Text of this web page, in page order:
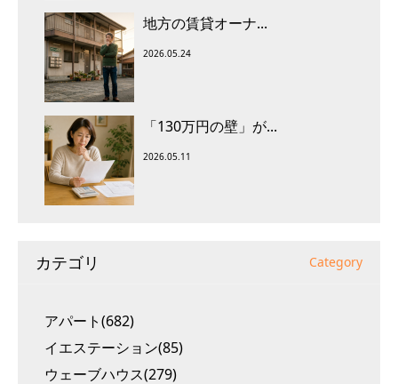
地方の賃貸オーナ...
2026.05.24
「130万円の壁」が...
2026.05.11
カテゴリ Category
アパート(682)
イエステーション(85)
ウェーブハウス(279)